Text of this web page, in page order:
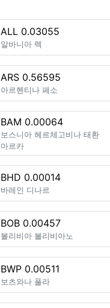
ALL 0.03055
알바니아 렉
ARS 0.56595
아르헨티나 페소
BAM 0.00064
보스니아 헤르체고비나 태환
마르카
BHD 0.00014
바레인 디나르
BOB 0.00457
볼리비아 볼리비아노
BWP 0.00511
보츠와나 풀라